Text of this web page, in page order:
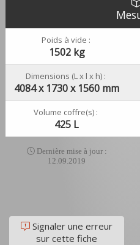
Poids à vide :
1502 kg
Dimensions (L x l x h) :
4084 x 1730 x 1560 mm
Volume coffre(s) :
425 L
Dernière mise à jour :
12.09.2019
Signaler une erreur
sur cette fiche